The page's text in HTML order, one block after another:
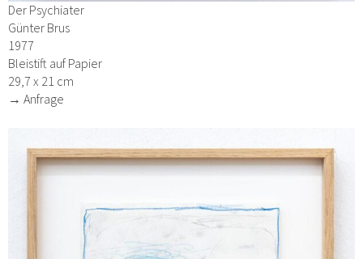
Der Psychiater
Günter Brus
1977
Bleistift auf Papier
29,7 x 21 cm
→ Anfrage